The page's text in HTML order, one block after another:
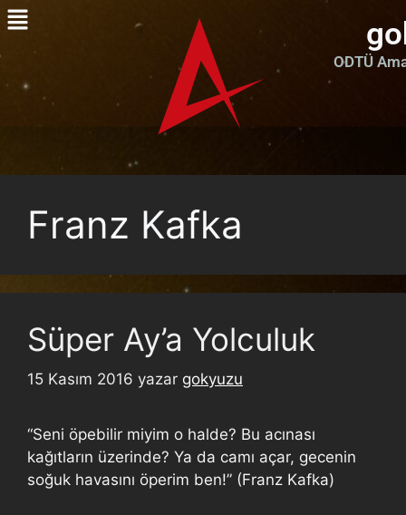
ODTÜ
Franz Kafka
Süper Ay’a Yolculuk
15 Kasım 2016 yazar gokyuzu
“Seni öpebilir miyim o halde? Bu acınası
kağıtların üzerinde? Ya da camı açar, gecenin
soğuk havasını öperim ben!” (Franz Kafka)